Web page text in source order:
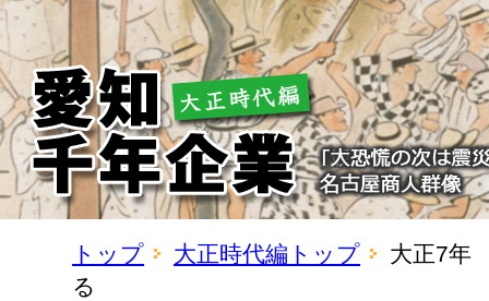
トップ 大正時代編トップ
大正7年
る